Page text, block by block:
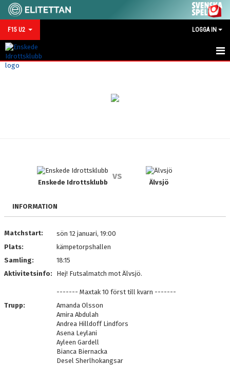
F15 U2 LOGGA IN
HEM
BILDGALLERI
DOKUMENT
Enskede Idrottsklubb
vs
Älvsjö
INFORMATION
Matchstart:
sön 12 januari, 19:00
Plats:
kämpetorpshallen
Samling:
18:15
Aktivitetsinfo:
Hej! Futsalmatch mot Älvsjö.
------- Maxtak 10 först till kvarn -------
Trupp:
Amanda Olsson
Amira Abdulah
Andrea Hilldoff Lindfors
Asena Leylani
Ayleen Gardell
Bianca Biernacka
Desel Sherlhokangsar